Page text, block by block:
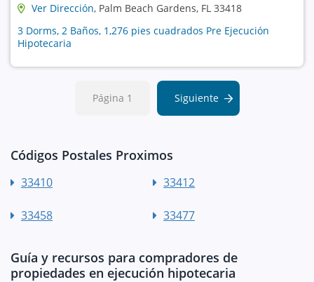
Ver Dirección, Palm Beach Gardens, FL 33418
3 Dorms, 2 Baños, 1,276 pies cuadrados Pre Ejecución
Hipotecaria
Página 1 Siguiente
Códigos Postales Proximos
33410 33412
33458 33477
Guía y recursos para compradores de
propiedades en ejecución hipotecaria